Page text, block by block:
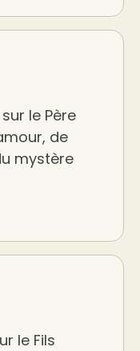
le Père
de
mystère
le Fils